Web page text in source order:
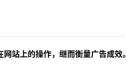
站上的操作，继而衡量广告成效。